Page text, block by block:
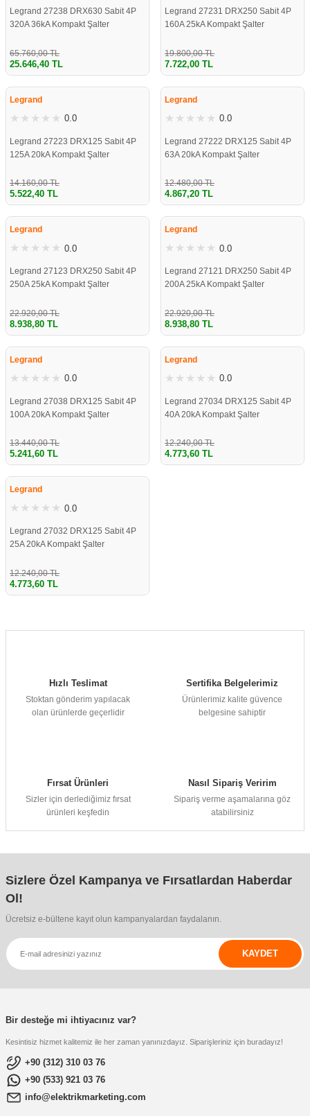
Legrand 27238 DRX630 Sabit 4P
320A 36kA Kompakt Şalter
65.760,00 TL
25.646,40 TL
Legrand 27231 DRX250 Sabit 4P
160A 25kA Kompakt Şalter
19.800,00 TL
7.722,00 TL
%61
Legrand
0.0
Legrand 27223 DRX125 Sabit 4P
125A 20kA Kompakt Şalter
14.160,00 TL
5.522,40 TL
%61
Legrand
0.0
Legrand 27222 DRX125 Sabit 4P
63A 20kA Kompakt Şalter
12.480,00 TL
4.867,20 TL
%61
Legrand
0.0
Legrand 27123 DRX250 Sabit 4P
250A 25kA Kompakt Şalter
22.920,00 TL
8.938,80 TL
%61
Legrand
0.0
Legrand 27121 DRX250 Sabit 4P
200A 25kA Kompakt Şalter
22.920,00 TL
8.938,80 TL
%61
Legrand
0.0
Legrand 27038 DRX125 Sabit 4P
100A 20kA Kompakt Şalter
13.440,00 TL
5.241,60 TL
%61
Legrand
0.0
Legrand 27034 DRX125 Sabit 4P
40A 20kA Kompakt Şalter
12.240,00 TL
4.773,60 TL
%61
Legrand
0.0
Legrand 27032 DRX125 Sabit 4P
25A 20kA Kompakt Şalter
12.240,00 TL
4.773,60 TL
Hızlı Teslimat
Stoktan gönderim yapılacak
olan ürünlerde geçerlidir
Sertifika Belgelerimiz
Ürünlerimiz kalite güvence
belgesine sahiptir
Fırsat Ürünleri
Sizler için derlediğimiz fırsat
ürünleri keşfedin
Nasıl Sipariş Veririm
Sipariş verme aşamalarına göz
atabilirsiniz
Sizlere Özel Kampanya ve Fırsatlardan Haberdar
Ol!
Ücretsiz e-bültene kayıt olun kampanyalardan faydalanın.
KAYDET
Bir desteğe mi ihtiyacınız var?
Kesintisiz hizmet kalitemiz ile her zaman yanınızdayız. Siparişleriniz için buradayız!
+90 (312) 310 03 76
+90 (533) 921 03 76
info@elektrikmarketing.com